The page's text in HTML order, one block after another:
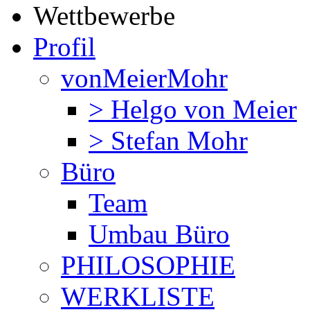
Wettbewerbe
Profil
vonMeierMohr
> Helgo von Meier
> Stefan Mohr
Büro
Team
Umbau Büro
PHILOSOPHIE
WERKLISTE